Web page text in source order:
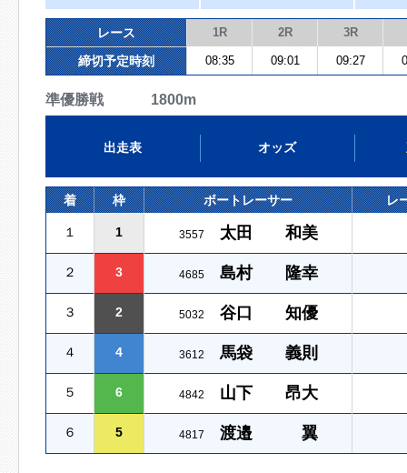
レース 1R 2R 3R
締切予定時刻 08:35 09:01 09:27
準優勝戦 1800m
出走表 オッズ
着 枠 ボートレーサー レ
１ 1 3557 太田 和美
２ 3 4685 島村 隆幸
３ 2 5032 谷口 知優
４ 4 3612 馬袋 義則
５ 6 4842 山下 昂大
６ 5 4817 渡邉 翼